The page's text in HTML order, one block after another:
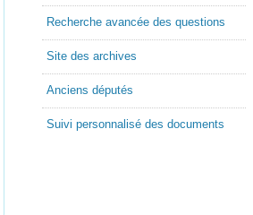
Recherche avancée des questions
Site des archives
Anciens députés
Suivi personnalisé des documents